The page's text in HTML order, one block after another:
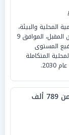
المحلية والبيئة،
عن حدث استراتيجي مرتقب يوم الاثنين المقبل، الموافق 9
رفيع المستوى
المتكاملة
وزيرة الإسكان تعلن إنجاز أكثر من 789 ألف